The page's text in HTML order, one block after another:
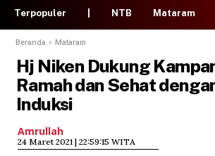
Terpopuler NTB Mataram
Beranda Mataram
Hj Niken Dukung
Ramah dan Sehat
Induksi
Amrullah
​24 Maret 2021 | 22:59:15 WITA